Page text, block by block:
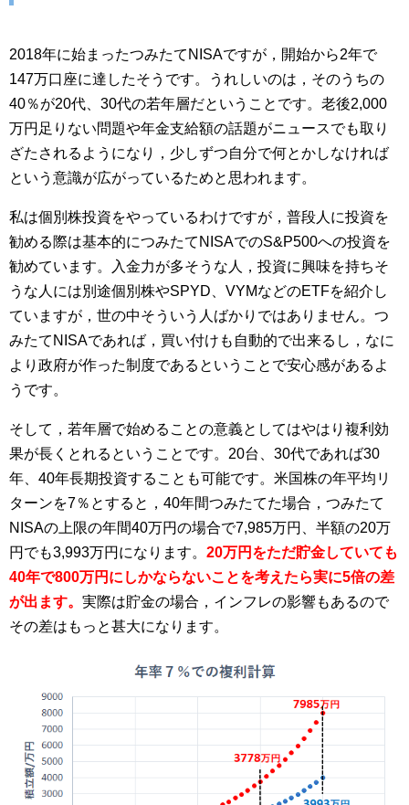
2018年に始まったつみたてNISAですが，開始から2年で
147万口座に達したそうです。うれしいのは，そのうちの
40％が20代、30代の若年層だということです。老後2,000
万円足りない問題や年金支給額の話題がニュースでも取り
ざたされるようになり，少しずつ自分で何とかしなければ
という意識が広がっているためと思われます。
私は個別株投資をやっているわけですが，普段人に投資を
勧める際は基本的につみたてNISAでのS&P500への投資を
勧めています。入金力が多そうな人，投資に興味を持ちそ
うな人には別途個別株やSPYD、VYMなどのETFを紹介し
ていますが，世の中そういう人ばかりではありません。つ
みたてNISAであれば，買い付けも自動的で出来るし，なに
より政府が作った制度であるということで安心感があるよ
うです。
そして，若年層で始めることの意義としてはやはり複利効
果が長くとれるということです。20台、30代であれば30
年、40年長期投資することも可能です。米国株の年平均リ
ターンを7％とすると，40年間つみたてた場合，つみたて
NISAの上限の年間40万円の場合で7,985万円、半額の20万
円でも3,993万円になります。 20万円をただ貯金していても
40年で800万円にしかならないことを考えたら実に5倍の差
が出ます。 実際は貯金の場合，インフレの影響もあるので
その差はもっと甚大になります。